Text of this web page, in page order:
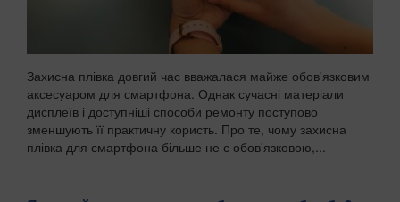
Захисна плівка довгий час вважалася майже обов'язковим
аксесуаром для смартфона. Однак сучасні матеріали
дисплеїв і доступніші способи ремонту поступово
зменшують її практичну користь. Про те, чому захисна
плівка для смартфона більше не є обов'язковою,...